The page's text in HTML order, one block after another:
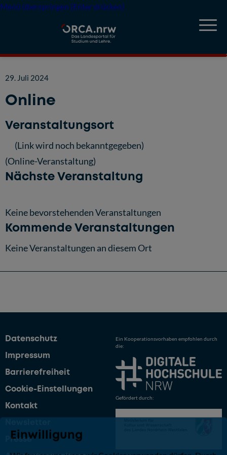
Menü überspringen (Enter drücken)
Online
29. Juli 2024
Veranstaltungsort
(Link wird noch bekanntgegeben)
(Online-Veranstaltung)
Nächste Veranstaltung
Keine bevorstehenden Veranstaltungen
Kommende Veranstaltungen
Keine Veranstaltungen an diesem Ort
Datenschutz
Impressum
Barrierefreiheit
Cookie-Einstellungen
Kontakt
Presse
Ein Kooperationsvorhaben empfohlen durch
die:
Gefördert durch:
Einwilligung